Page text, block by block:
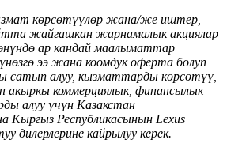
көрсөтүүлөр жана/же иштер,
жайгашкан жарнамалык акциялар
ар кандай маалыматтар
ээ жана коомдук оферта болуп
сатып алуу, кызматтарды көрсөтүү,
акыркы коммерциялык, финансылык
алуу үчүн Казакстан
Кыргыз Республикасынын Lexus
дилерлерине кайрылуу керек.